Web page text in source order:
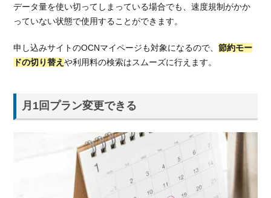
データ量を使い切ってしまっている場合でも、速度規制がかか
っていない状態で使用することができます。
申し込みサイトのOCNマイページも対象になるので、節約モー
ドの切り替えや利用料の検索はスムーズに行えます。
月1回プラン変更できる